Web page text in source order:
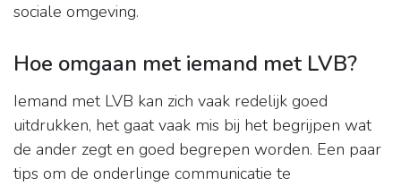
sociale omgeving.
Hoe omgaan met iemand met LVB?
Iemand met LVB kan zich vaak redelijk goed
uitdrukken, het gaat vaak mis bij het begrijpen wat
de ander zegt en goed begrepen worden. Een paar
tips om de onderlinge communicatie te